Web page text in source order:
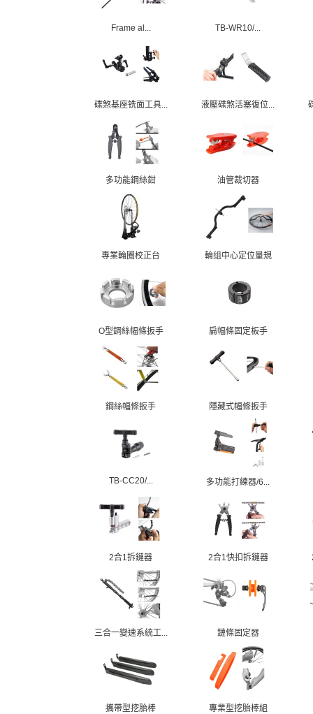
Frame al... TB-WR10/...
碟煞基座铣面工具... 液壓碟煞活塞復位...
多功能鋼絲鉗 油管裁切器
專業輪圈校正台 輪组中心定位量規
O型鋼絲幅條扳手 扁幅條固定板手
鋼絲幅條扳手 隱藏式幅條扳手
TB-CC20/... 多功能打練器/6...
2合1拆鏈器 2合1快扣拆鏈器
三合一變速系統工... 鏈條固定器
攜帶型挖胎棒 專業型挖胎棒組